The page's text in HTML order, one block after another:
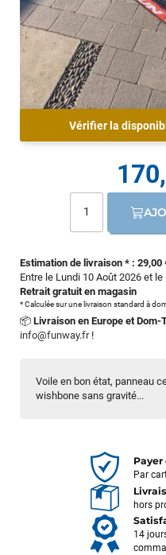
Voile en bon état, panneau
wishbone sans gravité...
Vérifier la
Estimation de livraison * : 29,00
Entre le Lundi 10 Août 2026 et
Retrait gratuit en magasin
* Calculée sur une livraison standard à
📦 Livraison en Europe et Dom-
info@funway.fr!
Payer
Par
hors
14